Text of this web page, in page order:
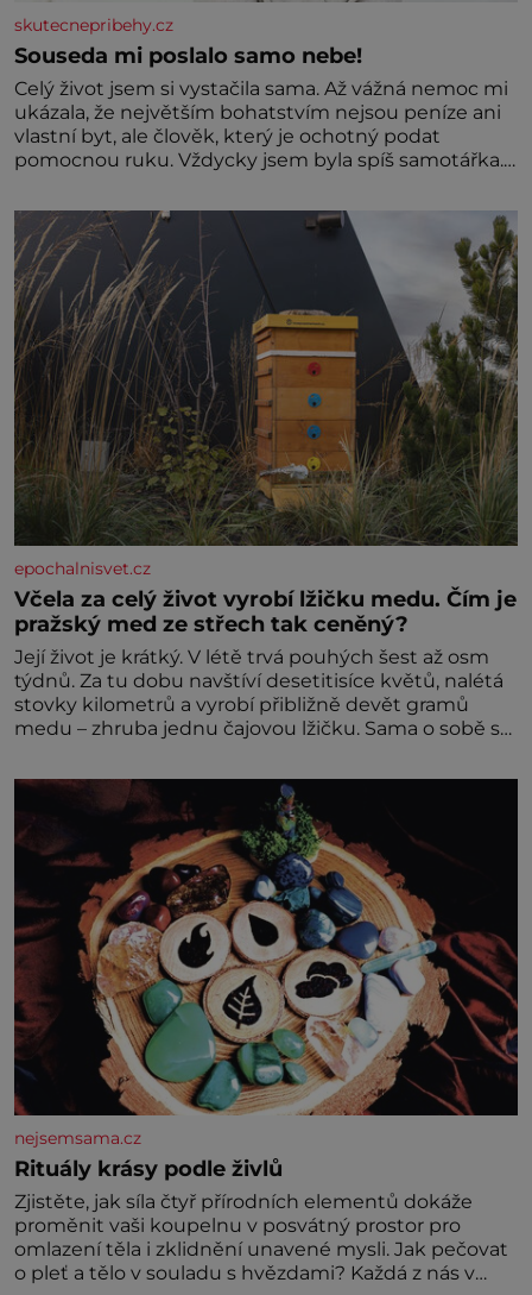
skutecnepribehy.cz
Souseda mi poslalo samo nebe!
Celý život jsem si vystačila sama. Až vážná nemoc mi
ukázala, že největším bohatstvím nejsou peníze ani
vlastní byt, ale člověk, který je ochotný podat
pomocnou ruku. Vždycky jsem byla spíš samotářka.
ani partnera. Stačily mi knihy, práce a hlavně klid.
Hned po studiích jsem odešla z rodného města,
epochalnisvet.cz
Včela za celý život vyrobí lžičku medu. Čím je
pražský med ze střech tak ceněný?
Její život je krátký. V létě trvá pouhých šest až osm
týdnů. Za tu dobu navštíví desetitisíce květů, nalétá
stovky kilometrů a vyrobí přibližně devět gramů
medu – zhruba jednu čajovou lžičku. Sama o sobě se
dalšími desítkami tisíc příslušnic svého včelstva,
vznikne jeden z nejdokonalejších organismů
nejsemsama.cz
Rituály krásy podle živlů
Zjistěte, jak síla čtyř přírodních elementů dokáže
proměnit vaši koupelnu v posvátný prostor pro
omlazení těla i zklidnění unavené mysli. Jak pečovat
o pleť a tělo v souladu s hvězdami? Každá z nás v